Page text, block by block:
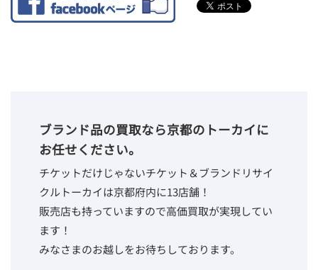
ブランド品の買取なら京都のトーカイに
お任せください。
チケットだけじゃないチケット＆ブランドリサイ
クルトーカイは京都府内に13店舗！
販売店も持っていますので高価買取が実現してい
ます！
みなさまのお越しをお待ちしております。